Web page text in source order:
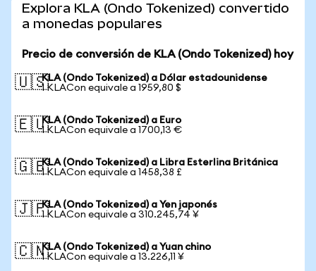
Explora KLA (Ondo Tokenized) convertido
a monedas populares
Precio de conversión de KLA (Ondo Tokenized) hoy
🇺🇸KLA (Ondo Tokenized) a Dólar estadounidense
1 KLACon equivale a 1959,80 $
🇪🇺KLA (Ondo Tokenized) a Euro
1 KLACon equivale a 1700,13 €
🇬🇧KLA (Ondo Tokenized) a Libra Esterlina Británica
1 KLACon equivale a 1458,38 £
🇯🇵KLA (Ondo Tokenized) a Yen japonés
1 KLACon equivale a 310.245,74 ¥
🇨🇳KLA (Ondo Tokenized) a Yuan chino
1 KLACon equivale a 13.226,11 ¥